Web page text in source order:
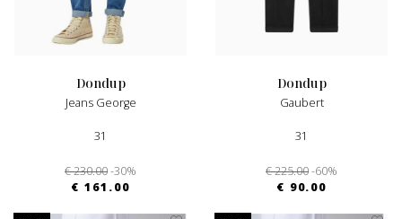
dondup
Jeans George
31
€ 230.00-30%
€ 161.00
dondup
Gaubert
31
€ 225.00-60%
€ 90.00